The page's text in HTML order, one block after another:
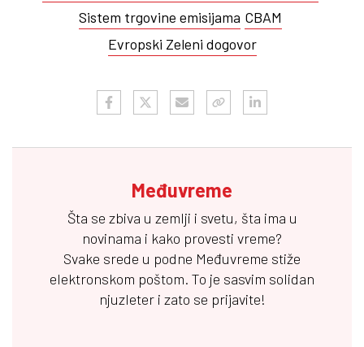
Sistem trgovine emisijama CBAM
Evropski Zeleni dogovor
Međuvreme
Šta se zbiva u zemlji i svetu, šta ima u
novinama i kako provesti vreme?
Svake srede u podne Međuvreme stiže
elektronskom poštom. To je sasvim solidan
njuzleter i zato se prijavite!